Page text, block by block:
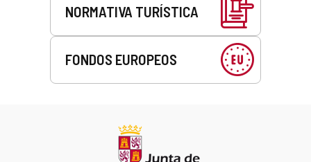
NORMATIVA TURÍSTICA
FONDOS EUROPEOS